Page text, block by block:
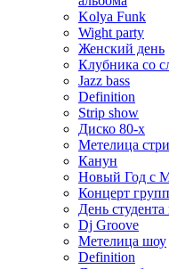
Kolya Funk
Wight party
Женский день
Клубника со
Jazz bass
Definition
Strip show
Диско 80-х
Метелица
Канун
Новый Год с
Концерт
День
Dj Groove
Метелица шоу
Definition